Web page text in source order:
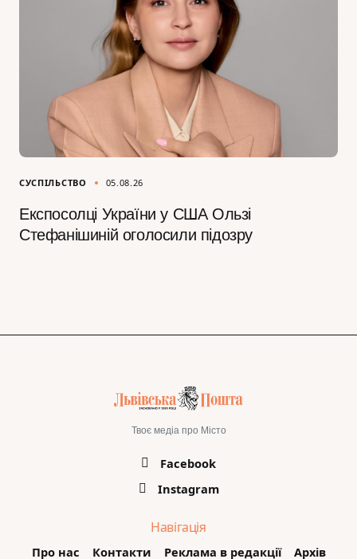
СУСПІЛЬСТВО 05.08.26
Експосолці України у США Ользі
Стефанішиній оголосили підозру
Твоє медіа про Місто
Facebook
Instagram
Навігація
Про нас Контакти Реклама в редакції Архів